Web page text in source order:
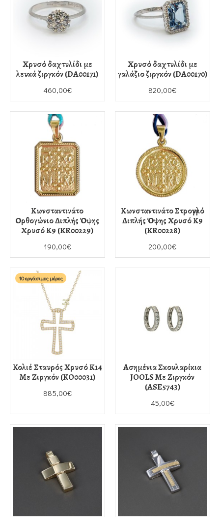
Χρυσό δαχτυλίδι με
λευκά ζιργκόν (DA00171)
460,00€
Χρυσό δαχτυλίδι με
γαλάζιο ζιργκόν (DA00170)
820,00€
Κωνσταντινάτο
Ορθογώνιο Διπλής Όψης
Χρυσό Κ9 (KR00229)
190,00€
Κωνσταντινάτο Στρογγυλό
Διπλής Όψης Χρυσό Κ9
(KR00228)
200,00€
10 εργάσιμες μέρες
Κολιέ Σταυρός Χρυσό Κ14
Με Ζιργκόν (KO00031)
885,00€
Ασημένια Σκουλαρίκια
JOOLS Με Ζιργκόν
(ASE5743)
45,00€